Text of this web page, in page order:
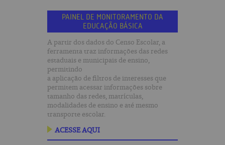
PAINEL DE MONITORAMENTO DA
EDUCAÇÃO BÁSICA
A partir dos dados do Censo Escolar, a
ferramenta traz informações das redes
estaduais e municipais de ensino,
permitindo
a aplicação de filtros de interesses que
permitem acessar informações sobre
tamanho das redes, matrículas,
modalidades de ensino e até mesmo
transporte escolar.
ACESSE AQUI